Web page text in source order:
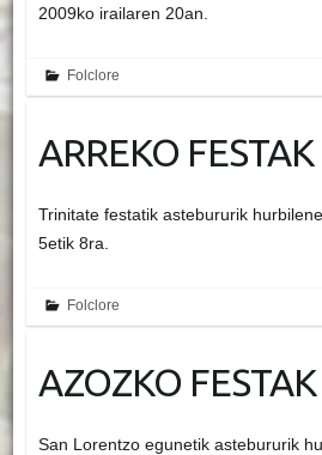
2009ko irailaren 20an.
Folclore
ARREKO FESTAK
Trinitate festatik astebururik
5etik 8ra.
Folclore
AZOZKO FESTAK
San Lorentzo egunetik astebururik